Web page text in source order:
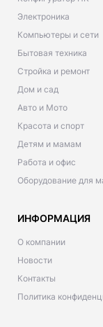
Электроника
Компьютеры и сети
Бытовая техника
Стройка и ремонт
Дом и сад
Авто и Мото
Красота и спорт
Детям и мамам
Работа и офис
Оборудование для
ИНФОРМАЦИЯ
О компании
Новости
Контакты
Политика